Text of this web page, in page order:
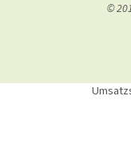
©